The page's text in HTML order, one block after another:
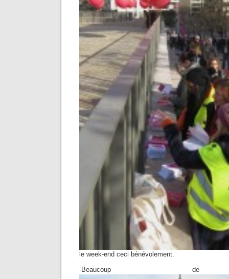
le week-end ceci bénévolement.
-Beaucoup de